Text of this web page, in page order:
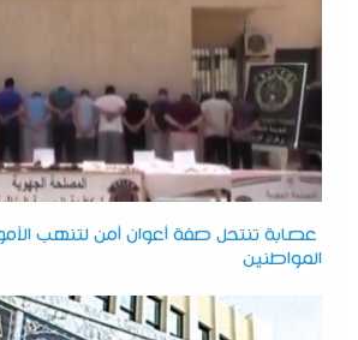
عصابة تنتحل صفة أعوان أمن لتنهب
المواطنين